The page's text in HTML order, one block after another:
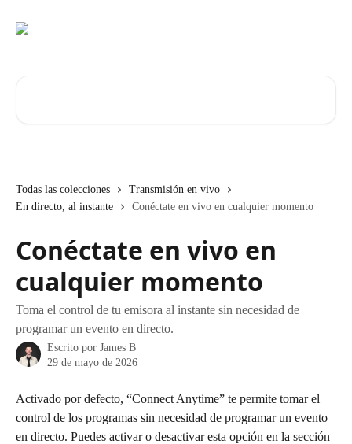
Todas las colecciones
Transmisión en vivo
En directo, al instante
Conéctate en vivo en cualquier momento
Conéctate en vivo en
cualquier momento
Toma el control de tu emisora al instante sin necesidad de
programar un evento en directo.
Escrito por James B
29 de mayo de 2026
Activado por defecto, “Connect Anytime” te permite tomar el
control de los programas sin necesidad de programar un evento
en directo. Puedes activar o desactivar esta opción en la sección